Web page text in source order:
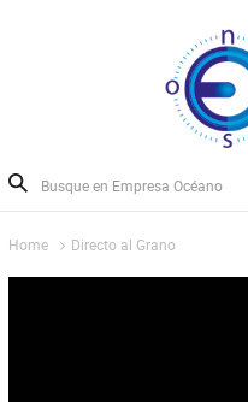
Home Directo al Grano